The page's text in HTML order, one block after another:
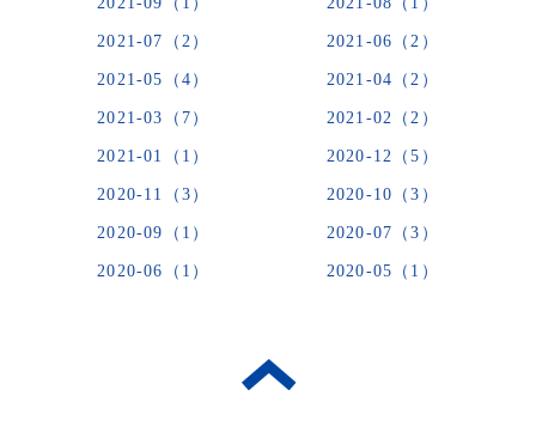
2021-07（2） 2021-06（2）
2021-05（4） 2021-04（2）
2021-03（7） 2021-02（2）
2021-01（1） 2020-12（5）
2020-11（3） 2020-10（3）
2020-09（1） 2020-07（3）
2020-06（1） 2020-05（1）